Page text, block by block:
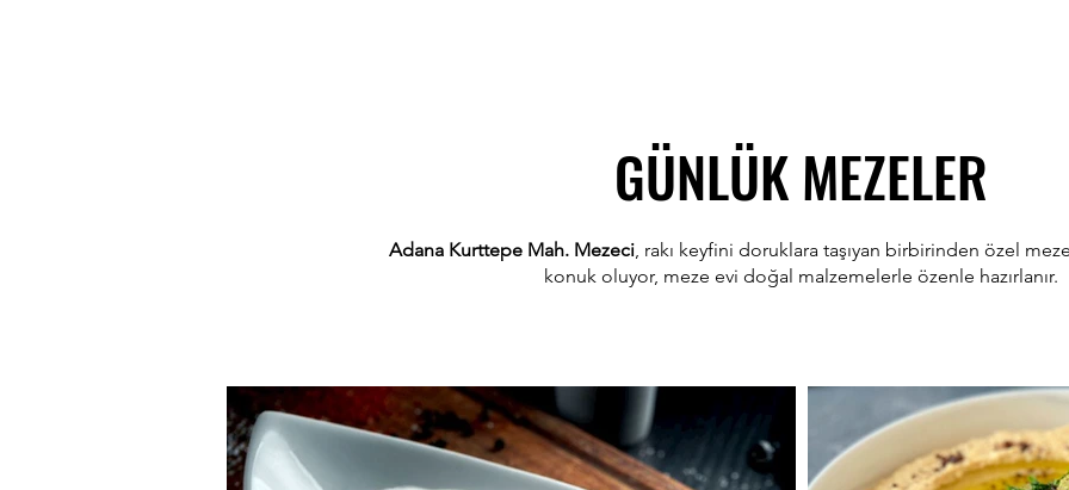
GÜNLÜK MEZELER
Adana Kurttepe Mah. Mezeci, rakı keyfini doruklara taşıyan birbirinden özel
konuk oluyor, meze evi doğal malzemelerle özenle hazırlanır.